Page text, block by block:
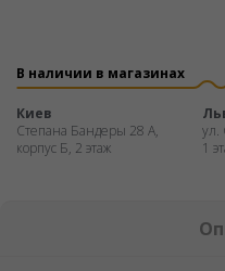
В наличии в магазинах
Киев
Степана Бандеры 28 А,
корпус Б, 2 этаж
ул.
1